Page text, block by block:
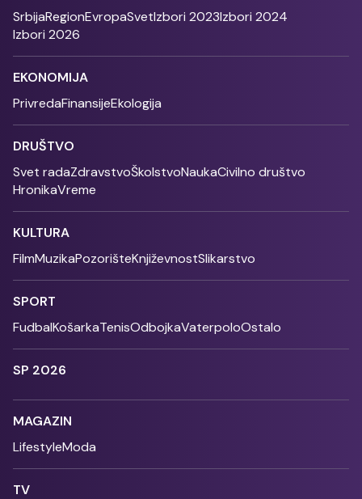
SrbijaRegionEvropaSvetIzbori 2023Izbori 2024
Izbori 2026
EKONOMIJA
PrivredaFinansijeEkologija
DRUŠTVO
Svet radaZdravstvoŠkolstvoNaukaCivilno društvo
HronikaVreme
KULTURA
FilmMuzikaPozorišteKnjiževnostSlikarstvo
SPORT
FudbalKošarkaTenisOdbojkaVaterpoloOstalo
SP 2026
MAGAZIN
LifestyleModa
TV